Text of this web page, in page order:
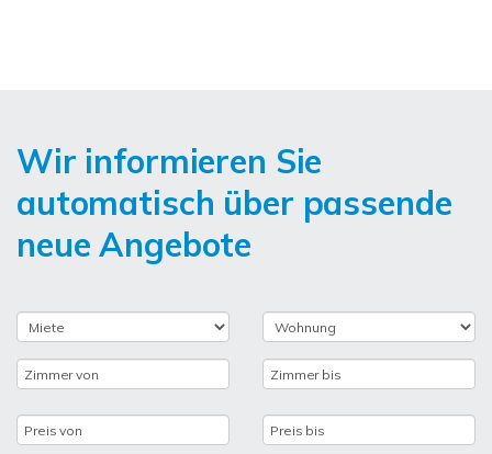
Wir informieren Sie
automatisch über passende
neue Angebote